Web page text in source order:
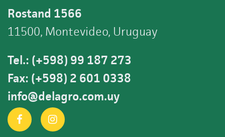
Rostand 1566
11500, Montevideo, Uruguay
Tel.: (+598) 99 187 273
Fax: (+598) 2 601 0338
info@delagro.com.uy